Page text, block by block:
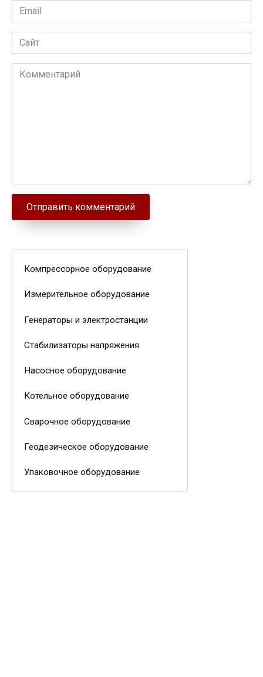
Email
Сайт
Комментарий
Компрессорное оборудование
Измерительное оборудование
Генераторы и электростанции
Стабилизаторы напряжения
Насосное оборудование
Котельное оборудование
Сварочное оборудование
Геодезическое оборудование
Упаковочное оборудование